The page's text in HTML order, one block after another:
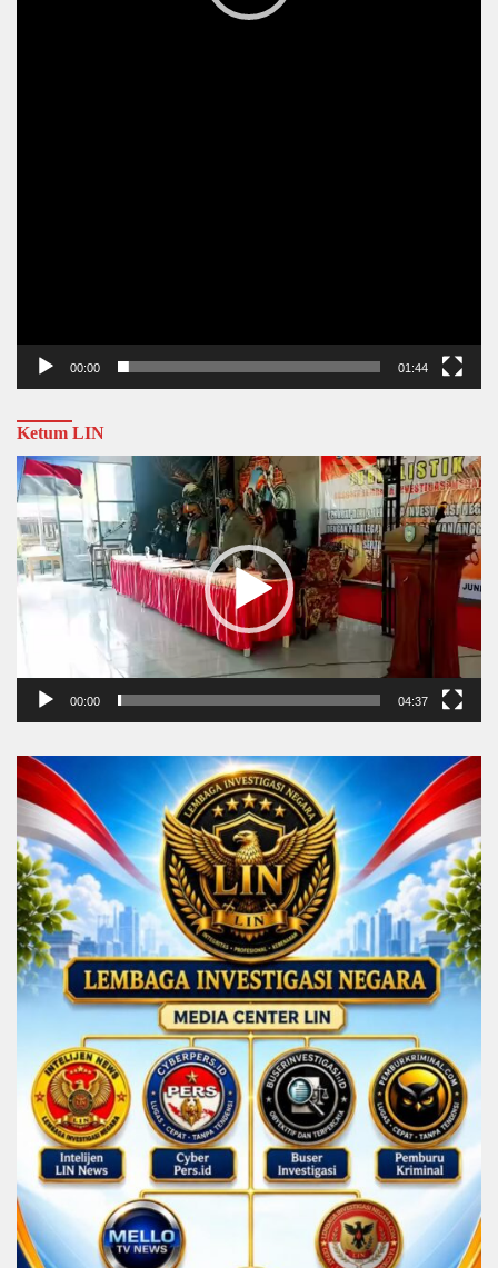
00:00 01:44
Ketum LIN
Video
Player
00:00 04:37